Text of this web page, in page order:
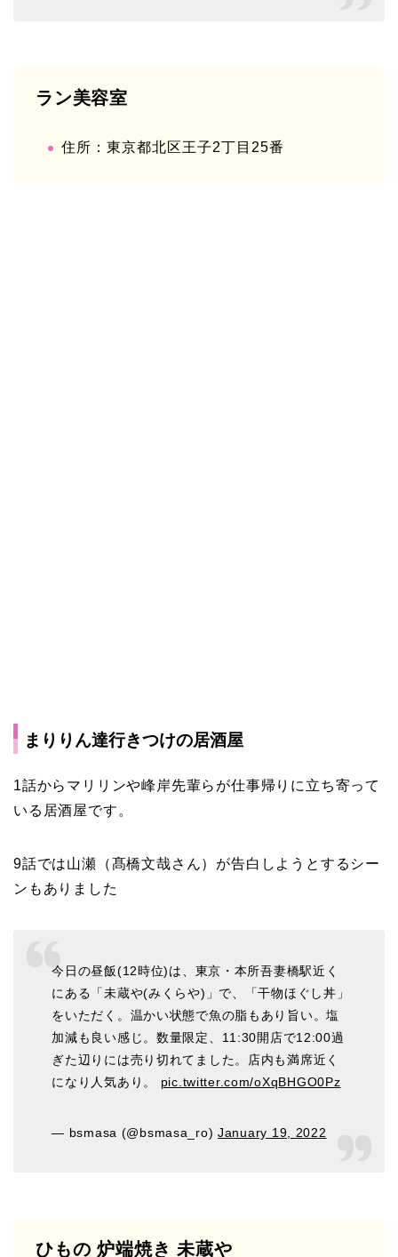
ラン美容室
住所：東京都北区王子2丁目25番
まりりん達行きつけの居酒屋
1話からマリリンや峰岸先輩らが仕事帰りに立ち寄って
いる居酒屋です。
9話では山瀬（髙橋文哉さん）が告白しようとするシー
ンもありました
今日の昼飯(12時位)は、東京・本所吾妻橋駅近く
にある「未蔵や(みくらや)」で、「干物ほぐし丼」
をいただく。温かい状態で魚の脂もあり旨い。塩
加減も良い感じ。数量限定、11:30開店で12:00過
ぎた辺りには売り切れてました。店内も満席近く
になり人気あり。 pic.twitter.com/oXqBHGO0Pz
— bsmasa (@bsmasa_ro)January 19, 2022
ひもの 炉端焼き 未蔵や